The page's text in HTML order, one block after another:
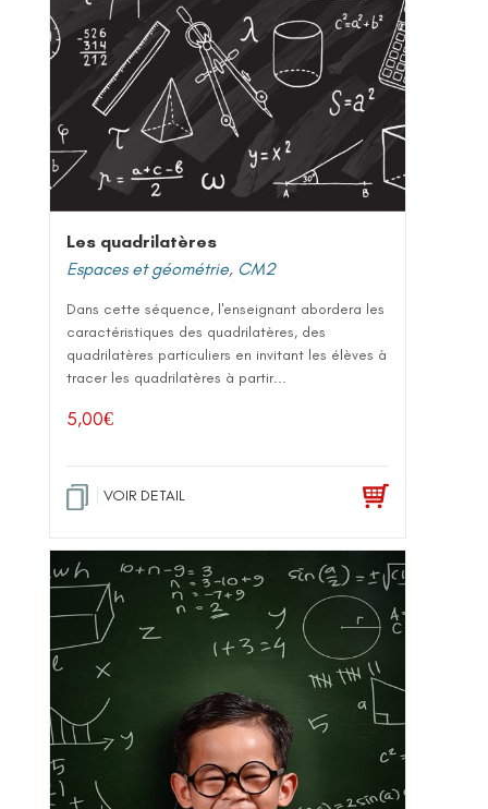
Les quadrilatères
Espaces et géométrie, CM2
Dans cette séquence, l'enseignant abordera les
caractéristiques des quadrilatères, des
quadrilatères particuliers en invitant les élèves à
tracer les quadrilatères à partir...
5,00€
VOIR DETAIL